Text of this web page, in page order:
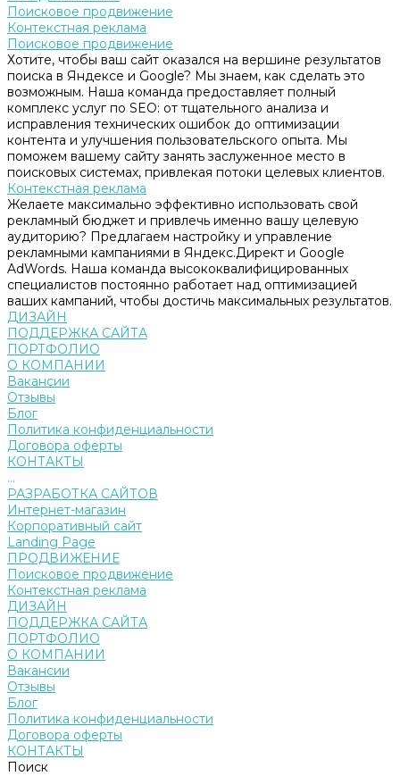
Поисковое продвижение
Контекстная реклама
Поисковое продвижение
Хотите, чтобы ваш сайт оказался на вершине результатов
поиска в Яндексе и Google? Мы знаем, как сделать это
возможным. Наша команда предоставляет полный
комплекс услуг по SEO: от тщательного анализа и
исправления технических ошибок до оптимизации
контента и улучшения пользовательского опыта. Мы
поможем вашему сайту занять заслуженное место в
поисковых системах, привлекая потоки целевых клиентов.
Контекстная реклама
Желаете максимально эффективно использовать свой
рекламный бюджет и привлечь именно вашу целевую
аудиторию? Предлагаем настройку и управление
рекламными кампаниями в Яндекс.Директ и Google
AdWords. Наша команда высококвалифицированных
специалистов постоянно работает над оптимизацией
ваших кампаний, чтобы достичь максимальных результатов.
ДИЗАЙН
ПОДДЕРЖКА САЙТА
ПОРТФОЛИО
О КОМПАНИИ
Вакансии
Отзывы
Блог
Политика конфиденциальности
Договора оферты
КОНТАКТЫ
...
РАЗРАБОТКА САЙТОВ
Интернет-магазин
Корпоративный сайт
Landing Page
ПРОДВИЖЕНИЕ
Поисковое продвижение
Контекстная реклама
ДИЗАЙН
ПОДДЕРЖКА САЙТА
ПОРТФОЛИО
О КОМПАНИИ
Вакансии
Отзывы
Блог
Политика конфиденциальности
Договора оферты
КОНТАКТЫ
Поиск